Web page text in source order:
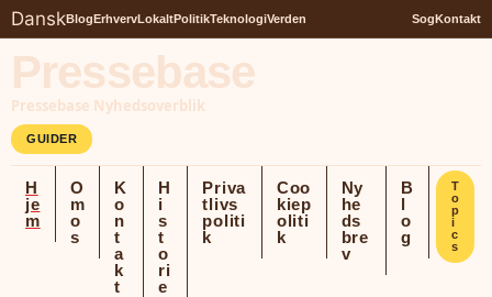
DanskBlogErhvervLokaltPolitikTeknologiVerden SogKontakt
Pressebase
Pressebase Nyhedsoverblik
GUIDER
H
je
m
O
m
o
s
K
o
n
t
a
k
t
H
i
s
t
o
ri
e
Priva
tlivs
politi
k
Coo
kiep
oliti
k
Ny
he
ds
bre
v
B
l
o
g
T
o
p
i
c
s